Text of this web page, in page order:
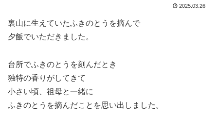
2025.03.26
裏山に生えていたふきのとうを摘んで
夕飯でいただきました。
台所でふきのとうを刻んだとき
独特の香りがしてきて
小さい頃、祖母と一緒に
ふきのとうを摘んだことを思い出しました。